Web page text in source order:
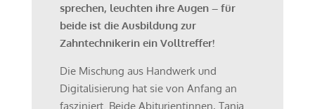
sprechen, leuchten ihre Augen – für
beide ist die Ausbildung zur
Zahntechnikerin ein Volltreffer!
Die Mischung aus Handwerk und
Digitalisierung hat sie von Anfang an
fasziniert. Beide Abiturientinnen, Tanja